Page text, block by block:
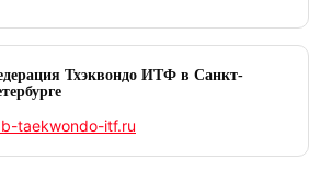
Тхэквондо ИТФ в Санкт-
taekwondo-itf.ru